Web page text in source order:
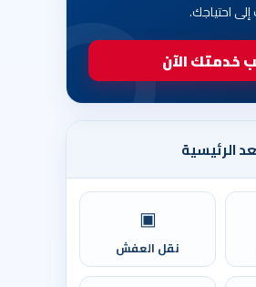
إلى احتياجك.
خدمتك الآن
الرئيسية
▣
نقل العفش